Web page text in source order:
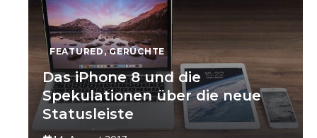
FEATURED,GERÜCHTE
Das iPhone 8 und die
Spekulationen über die neue
Statusleiste